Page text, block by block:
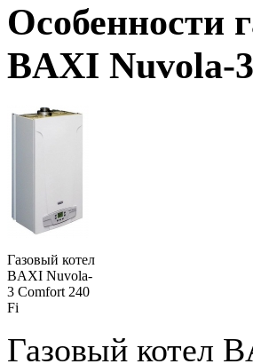
Особенности
BAXI Nuvola-
Газовый котел
BAXI Nuvola-
3 Comfort 240
Fi
Газовый котел